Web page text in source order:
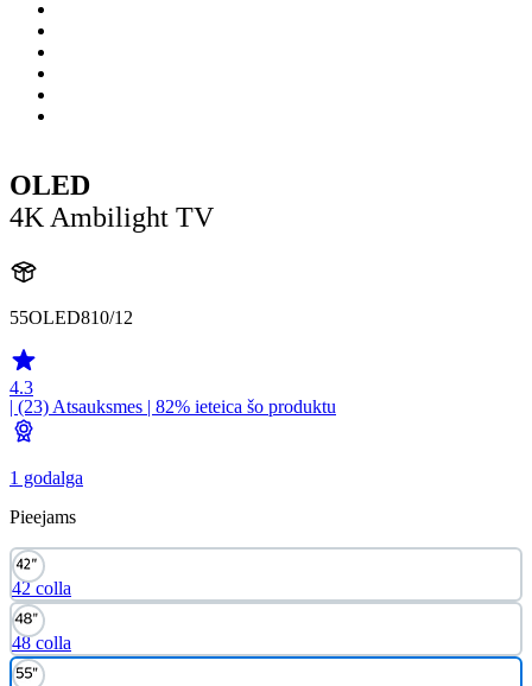
OLED
4K Ambilight TV
55OLED810/12
4.3
| (23) Atsauksmes | 82% ieteica šo produktu
1 godalga
Pieejams
42 colla
48 colla